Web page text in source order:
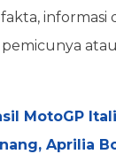
informasi
pemicunya
MotoGP
Aprilia